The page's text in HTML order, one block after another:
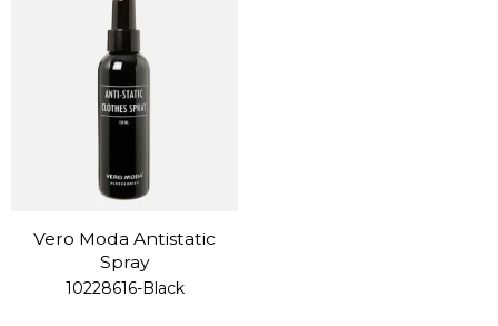
Vero Moda Antistatic
Spray
10228616-Black